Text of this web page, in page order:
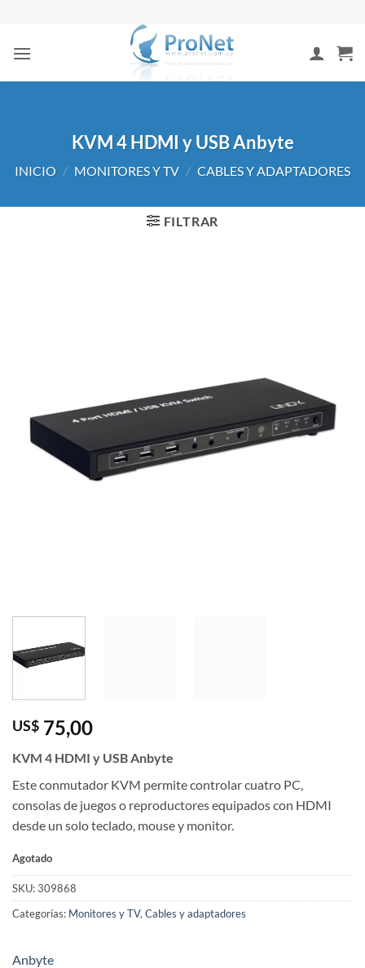
contenido
KVM 4 HDMI y USB Anbyte
INICIO / MONITORES Y TV / CABLES Y ADAPTADORES
FILTRAR
US$ 75,00
KVM 4 HDMI y USB Anbyte
Este conmutador KVM permite controlar cuatro PC,
consolas de juegos o reproductores equipados con HDMI
desde un solo teclado, mouse y monitor.
Agotado
SKU:309868
Categorías: Monitores y TV, Cables y adaptadores
Anbyte